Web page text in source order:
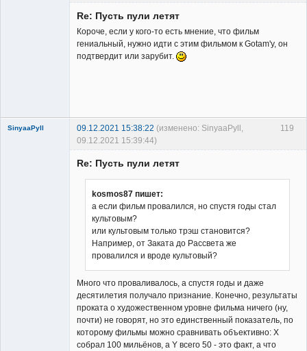
Re: Пусть пули летят
Короче, если у кого-то есть мнение, что фильм
гениальный, нужно идти с этим фильмом к Gotam'у, он
подтвердит или зарубит.
119
SinyaaPyll 09.12.2021 15:38:22 (изменено: SinyaaPyll,
09.12.2021 15:39:44)
Re: Пусть пули летят
kosmos87 пишет:
а если фильм провалился, но спустя годы стал
культовым?
или культовым только трэш становится?
Например, от Заката до Рассвета же
провалился и вроде культовый?
Много что проваливалось, а спустя годы и даже
десятилетия получало признание. Конечно, результаты
проката о художественном уровне фильма ничего (ну,
почти) не говорят, но это единственный показатель, по
которому фильмы можно сравнивать объективно: Х
собрал 100 мильёнов, а Y всего 50 - это факт, а что